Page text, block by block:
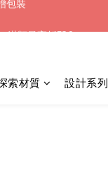
滿額最高折520
索材質 設計系列